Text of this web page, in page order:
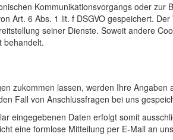
Kommunikationsvorgangs oder
Art. 6 Abs. 1 lit. f DSGVO gespeichert.
seiner Dienste. Soweit andere
behandelt.
zukommen lassen, werden Ihre
Fall von Anschlussfragen bei uns
eingegebenen Daten erfolgt somit
eine formlose Mitteilung per E-Mail an